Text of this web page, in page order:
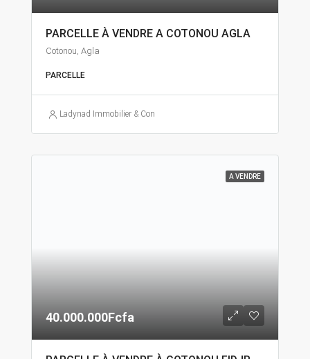
PARCELLE À VENDRE A COTONOU AGLA
Cotonou, Agla
PARCELLE
Ladynad Immobilier & Construction
A VENDRE
40.000.000Fcfa